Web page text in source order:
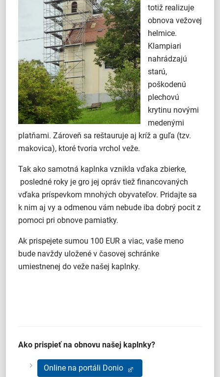
totiž realizuje
obnova vežovej
helmice.
Klampiari
nahrádzajú
starú,
poškodenú
plechovú
krytinu novými
medenými
platňami. Zároveň sa reštauruje aj kríž a guľa (tzv.
makovica), ktoré tvoria vrchol veže.
Tak ako samotná kaplnka vznikla vďaka zbierke,
posledné roky je gro jej opráv tiež financovaných
vďaka príspevkom mnohých obyvateľov. Pridajte sa
k nim aj vy a odmenou vám nebude iba dobrý pocit z
pomoci pri obnove pamiatky.
Ak prispejete sumou 100 EUR a viac, vaše meno
bude navždy uložené v časovej schránke
umiestnenej do veže našej kaplnky.
Ako prispieť na obnovu našej kaplnky?
Online na portáli Donio